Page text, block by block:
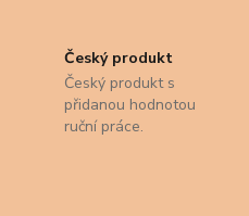
Český produkt
Český produkt s
přidanou hodnotou
ruční práce.